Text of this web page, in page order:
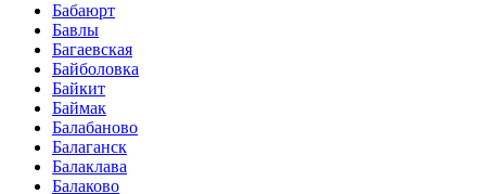
Бабаюрт
Бавлы
Багаевская
Байболовка
Байкит
Баймак
Балабаново
Балаганск
Балаклава
Балаково